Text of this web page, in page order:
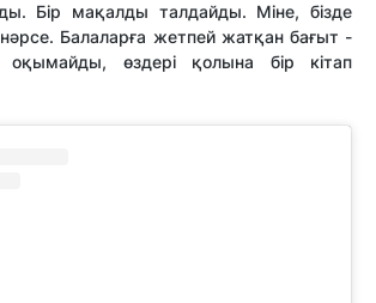
Бір мақалды талдайды. Міне, бізде
Балаларға жетпей жатқан бағыт -
оқымайды, өздері қолына бір кітап